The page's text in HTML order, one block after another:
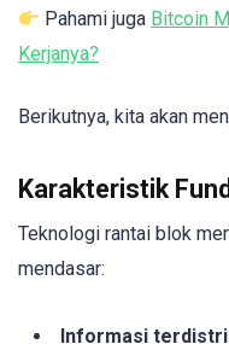
Pahami juga Bitcoin
Kerjanya?
Berikutnya, kita akan
Karakteristik
Teknologi rantai blok
mendasar:
Informasi